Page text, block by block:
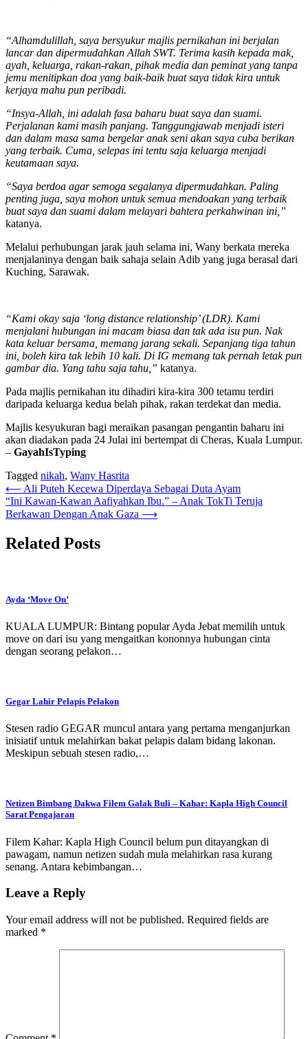
“Alhamdulillah, saya bersyukur majlis pernikahan ini berjalan
lancar dan dipermudahkan Allah SWT. Terima kasih kepada mak,
ayah, keluarga, rakan-rakan, pihak media dan peminat yang tanpa
jemu menitipkan doa yang baik-baik buat saya tidak kira untuk
kerjaya mahu pun peribadi.
“Insya-Allah, ini adalah fasa baharu buat saya dan suami.
Perjalanan kami masih panjang. Tanggungjawab menjadi isteri
dan dalam masa sama bergelar anak seni akan saya cuba berikan
yang terbaik. Cuma, selepas ini tentu saja keluarga menjadi
keutamaan saya.
“Saya berdoa agar semoga segalanya dipermudahkan. Paling
penting juga, saya mohon untuk semua mendoakan yang terbaik
buat saya dan suami dalam melayari bahtera perkahwinan ini,”
katanya.
Melalui perhubungan jarak jauh selama ini, Wany berkata mereka
menjalaninya dengan baik sahaja selain Adib yang juga berasal dari
Kuching, Sarawak.
“Kami okay saja ‘long distance relationship’ (LDR). Kami
menjalani hubungan ini macam biasa dan tak ada isu pun. Nak
kata keluar bersama, memang jarang sekali. Sepanjang tiga tahun
ini, boleh kira tak lebih 10 kali. Di IG memang tak pernah letak pun
gambar dia. Yang tahu saja tahu,” katanya.
Pada majlis pernikahan itu dihadiri kira-kira 300 tetamu terdiri
daripada keluarga kedua belah pihak, rakan terdekat dan media.
Majlis kesyukuran bagi meraikan pasangan pengantin baharu ini
akan diadakan pada 24 Julai ini bertempat di Cheras, Kuala Lumpur.
– GayahIsTyping
Tagged nikah, Wany Hasrita
Post
navigation
⟵ Ali Puteh Kecewa Diperdaya Sebagai Duta Ayam
“Ini Kawan-Kawan Aafiyahkan Ibu.” – Anak TokTi Teruja
Berkawan Dengan Anak Gaza ⟶
Related Posts
Ayda ‘Move On’
KUALA LUMPUR: Bintang popular Ayda Jebat memilih untuk
move on dari isu yang mengaitkan kononnya hubungan cinta
dengan seorang pelakon…
Gegar Lahir Pelapis Pelakon
Stesen radio GEGAR muncul antara yang pertama menganjurkan
inisiatif untuk melahirkan bakat pelapis dalam bidang lakonan.
Meskipun sebuah stesen radio,…
Netizen Bimbang Dakwa Filem Galak Buli – Kahar: Kapla High Council
Sarat Pengajaran
Filem Kahar: Kapla High Council belum pun ditayangkan di
pawagam, namun netizen sudah mula melahirkan rasa kurang
senang. Antara kebimbangan…
Leave a Reply
Your email address will not be published. Required fields are
marked *